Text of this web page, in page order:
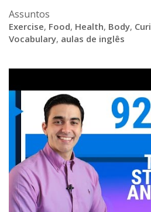
Assuntos
Exercise, Food, Health, Body,
Vocabulary, aulas de inglês